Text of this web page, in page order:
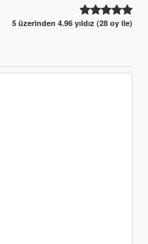
5 üzerinden 4.96 yıldız (28 oy ile)